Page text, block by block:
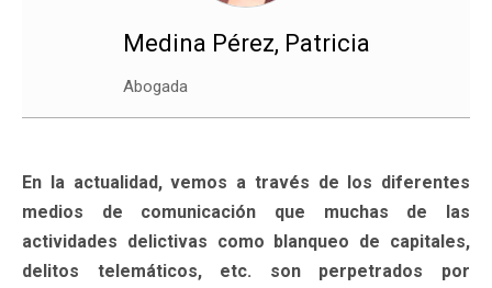
Medina Pérez, Patricia
Abogada
En la actualidad, vemos a través de los diferentes
medios de comunicación que muchas de las
actividades delictivas como blanqueo de capitales,
delitos telemáticos, etc. son perpetrados por